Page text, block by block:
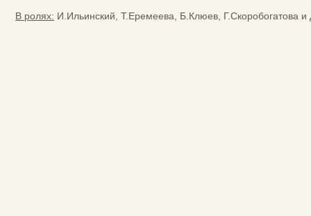
В ролях: И.Ильинский, Т.Еремеева, Б.Клюев, Г.Скоробогатова и